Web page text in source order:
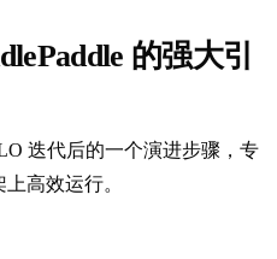
的强大引
迭代后的一个演进步骤，专
高效运行。